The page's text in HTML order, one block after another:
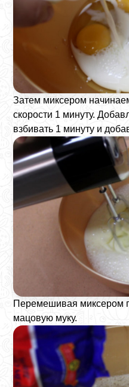
Затем миксером
скорости 1 минуту.
взбивать 1 минуту и
Перемешивая миксером
мацовую муку.